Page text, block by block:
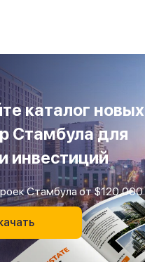
каталог новых
Стамбула для
инвестиций
Стамбула от $120,000